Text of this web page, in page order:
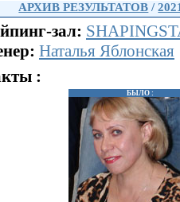
АРХИВ РЕЗУЛЬТАТОВ /
зал:
Наталья Яблонская
:
БЫЛО :